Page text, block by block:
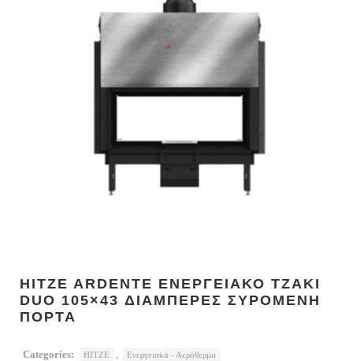
HITZE ARDENTE ΕΝΕΡΓΕΙΑΚΟ ΤΖΑΚΙ
DUO 105×43 ΔΙΑΜΠΕΡΕΣ ΣΥΡΟΜΕΝΗ
ΠΟΡΤΑ
Categories: HITZE , Ενεργειακά - Αερόθερμα